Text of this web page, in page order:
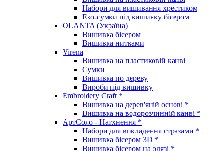
Набори для вишивання хрестиком
Еко-сумки під вишивку бісером
OLANTA (Україна)
Вишивка бісером
Вишивка нитками
Virena
Вишивка на пластиковій канві
Сумки
Вишивка по дереву
Вироби під вишивку
Embroidery Craft *
Вишивка на дерев'яній основі *
Вишивка на водорозчинній канві *
АртСоло - Натхнення *
Набори для викладення стразами *
Вишивка бісером 3D *
Вишивка бісером на одязі *